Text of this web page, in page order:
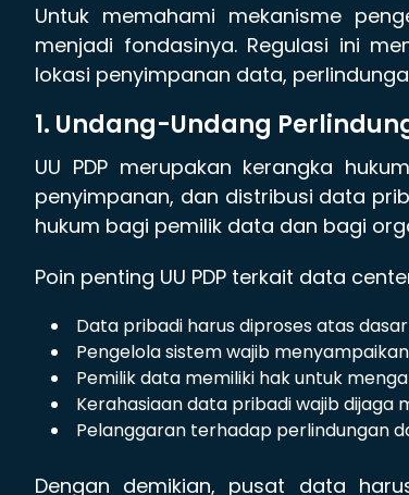
Untuk memahami mekanisme
menjadi fondasinya. Regulasi ini
lokasi penyimpanan data,
1. Undang-Undang
UU PDP merupakan kerangka
penyimpanan, dan distribusi data
hukum bagi pemilik data dan bagi
Poin penting UU PDP terkait data
Data pribadi harus diproses atas
Pengelola sistem wajib
Pemilik data memiliki hak untuk
Kerahasiaan data pribadi wajib dijaga
Pelanggaran terhadap perlindungan
Dengan demikian, pusat data